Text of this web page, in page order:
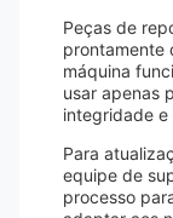
Peças de
prontamente
máquina
usar apenas
integridade e
Para
equipe de
processo